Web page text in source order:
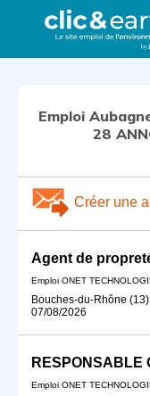
Emploi
28
Créer une
Agent de
Emploi ONET
Bouches-du-Rhône
07/08/2026
RESPONSABLE
Emploi ONET